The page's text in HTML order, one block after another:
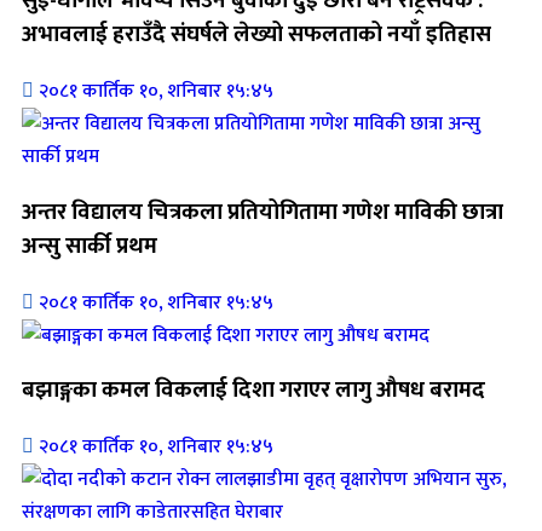
अभावलाई हराउँदै संघर्षले लेख्यो सफलताको नयाँ इतिहास
२०८१ कार्तिक १०, शनिबार १५:४५
अन्तर विद्यालय चित्रकला प्रतियोगितामा गणेश माविकी छात्रा
अन्सु सार्की प्रथम
२०८१ कार्तिक १०, शनिबार १५:४५
बझाङ्गका कमल विकलाई दिशा गराएर लागु औषध बरामद
२०८१ कार्तिक १०, शनिबार १५:४५